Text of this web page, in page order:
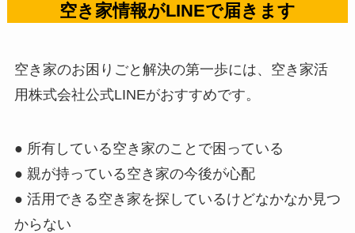
空き家情報がLINEで届きます
空き家のお困りごと解決の第一歩には、空き家活
用株式会社公式LINEがおすすめです。
● 所有している空き家のことで困っている
● 親が持っている空き家の今後が心配
● 活用できる空き家を探しているけどなかなか見つ
からない